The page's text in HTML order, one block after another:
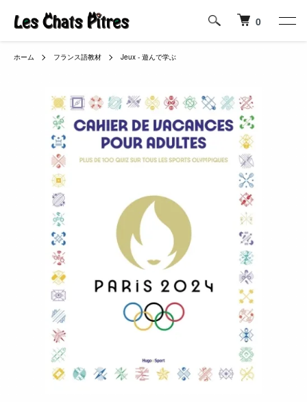
0
ホーム フランス語教材 Jeux - 遊んで学ぶ